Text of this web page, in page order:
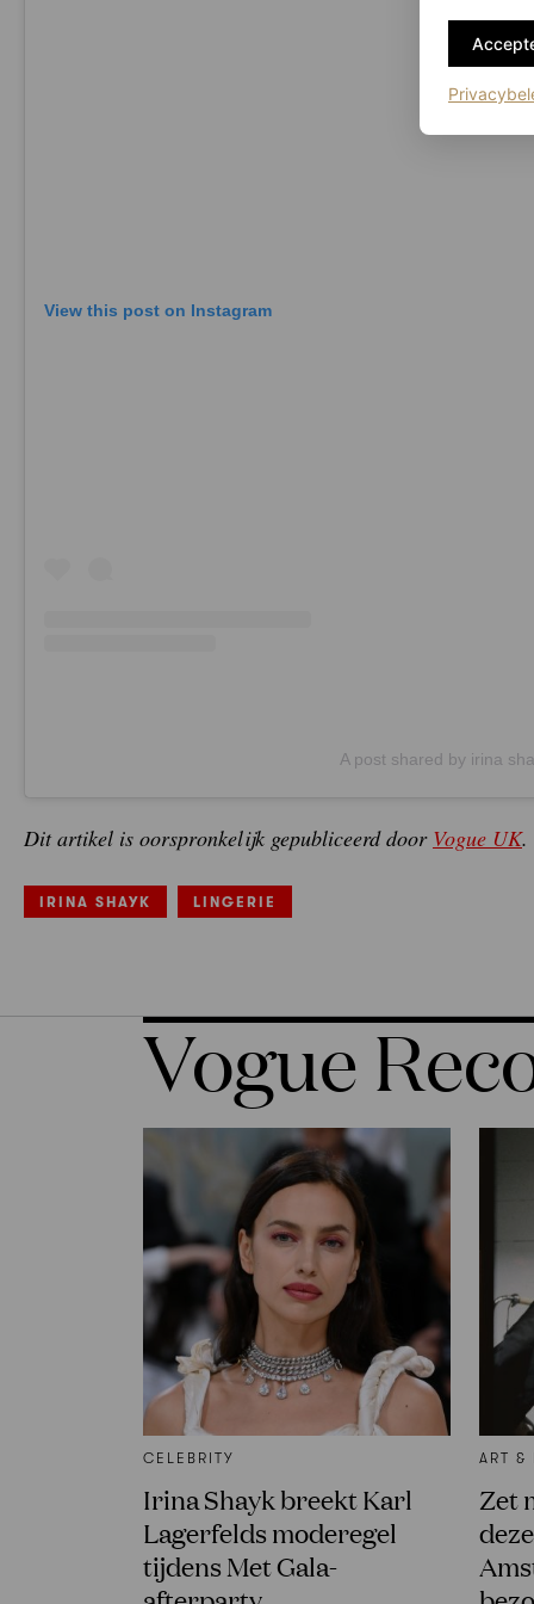
View this post on Instagram
A post shared by irina
Dit artikel is oorspronkelijk gepubliceerd door Vogue UK.
IRINA SHAYK LINGERIE
Vogue
CELEBRITY
Irina Shayk breekt Karl
Lagerfelds moderegel
tijdens Met Gala-
ART &
Zet